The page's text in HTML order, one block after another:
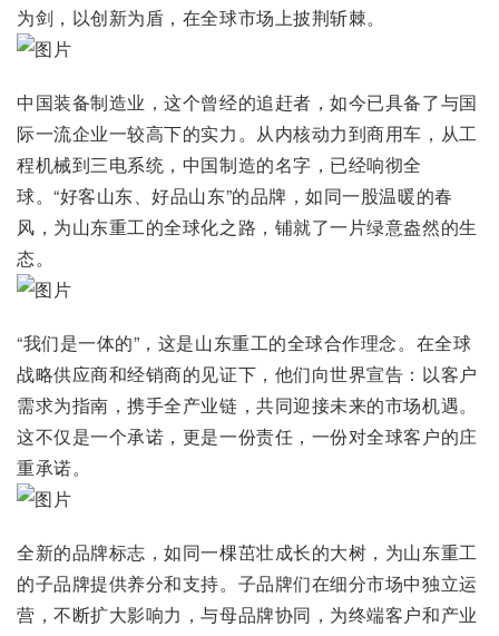
为剑，以创新为盾，在全球市场上披荆斩棘。
中国装备制造业，这个曾经的追赶者，如今已具备了与国
际一流企业一较高下的实力。从内核动力到商用车，从工
程机械到三电系统，中国制造的名字，已经响彻全
球。“好客山东、好品山东”的品牌，如同一股温暖的春
风，为山东重工的全球化之路，铺就了一片绿意盎然的生
态。
“我们是一体的”，这是山东重工的全球合作理念。在全球
战略供应商和经销商的见证下，他们向世界宣告：以客户
需求为指南，携手全产业链，共同迎接未来的市场机遇。
这不仅是一个承诺，更是一份责任，一份对全球客户的庄
重承诺。
全新的品牌标志，如同一棵茁壮成长的大树，为山东重工
的子品牌提供养分和支持。子品牌们在细分市场中独立运
营，不断扩大影响力，与母品牌协同，为终端客户和产业